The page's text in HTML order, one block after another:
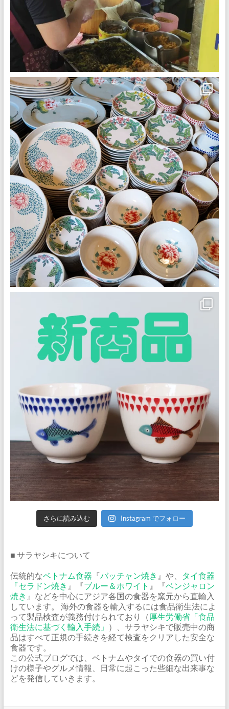
さらに読み込む Instagram でフォロー
■ サラヤシキについて
伝統的なベトナム食器 『バッチャン焼き 』や、
タイ食器
『セラドン焼き 』『ブルー＆ホワイト 』『ベンジャロン
焼き 』などを中心にアジア各国の食器を窯元から直輸入
しています。 海外の食器を輸入するには食品衛生法によ
って製品検査が義務付けられており（ 厚生労働省「食品
衛生法に基づく輸入手続」 ）、サラヤシキで販売中の商
品はすべて正規の手続きを経て検査をクリアした安全な
食器です。
この公式ブログでは、ベトナムやタイでの食器の買い付
けの様子やグルメ情報、日常に起こった些細な出来事な
どを発信していきます。